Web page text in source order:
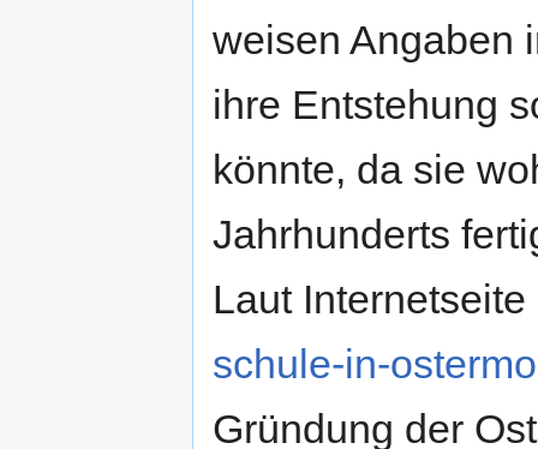
weisen Angaben
ihre Entstehung
könnte, da sie
Jahrhunderts
Laut Internetseite
schule-in-
Gründung der